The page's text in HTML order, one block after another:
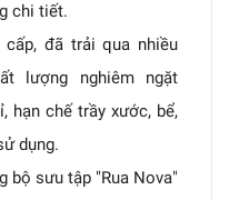
chi tiết.
đã trải qua nhiều
lượng nghiêm ngặt
hạn chế trầy xước, bể,
dụng.
bộ sưu tập "Rua Nova"